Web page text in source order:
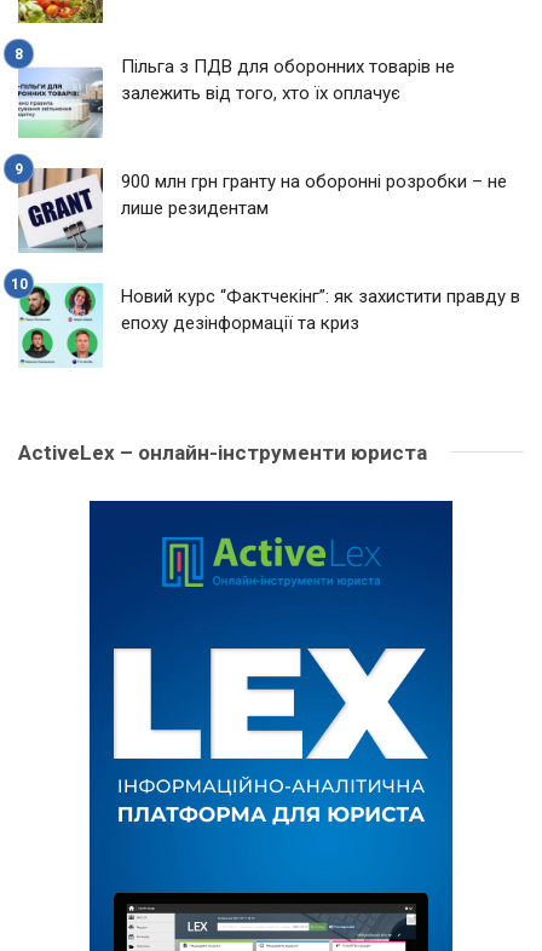
Пільга з ПДВ для оборонних товарів не
залежить від того, хто їх оплачує
900 млн грн гранту на оборонні розробки – не
лише резидентам
Новий курс “Фактчекінг”: як захистити правду в
епоху дезінформації та криз
ActiveLex – онлайн-інструменти юриста